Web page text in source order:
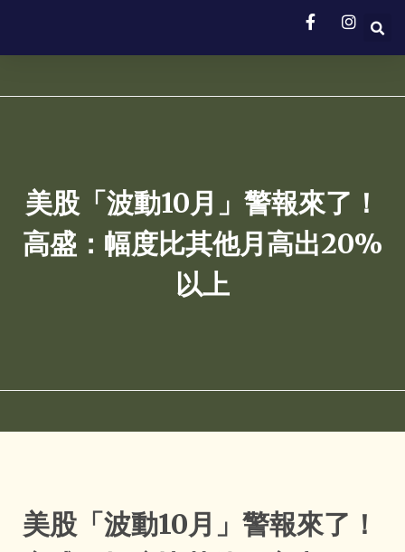
美股「波動10月」警報來了！
高盛：幅度比其他月高出20%
以上
美股「波動10月」警報來了！